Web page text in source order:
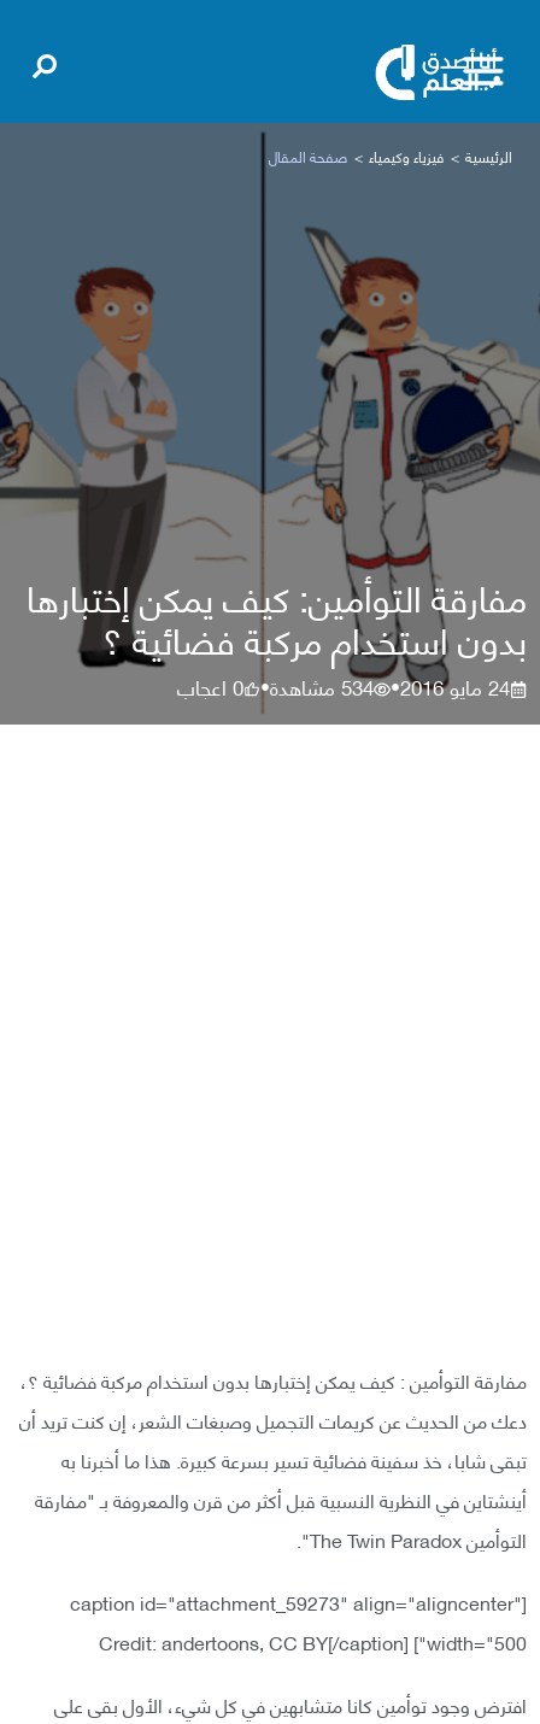
الرئيسية فيزياء وكيمياء صفحة المقال
مفارقة التوأمين: كيف يمكن إختبارها
بدون استخدام مركبة فضائية ؟
24 مايو 2016 •
534مشاهدة•
0اعجاب
مفارقة التوأمين : كيف يمكن إختبارها بدون استخدام مركبة فضائية ؟،
دعك من الحديث عن كريمات التجميل وصبغات الشعر، إن كنت تريد أن
تبقى شابا، خذ سفينة فضائية تسير بسرعة كبيرة. هذا ما أخبرنا به
أينشتاين في النظرية النسبية قبل أكثر من قرن والمعروفة بـ "مفارقة
التوأمين The Twin Paradox".
[caption id="attachment_59273" align="aligncenter"
width="500"]
افترض وجود توأمين كانا متشابهين في كل شيء، الأول بقى على